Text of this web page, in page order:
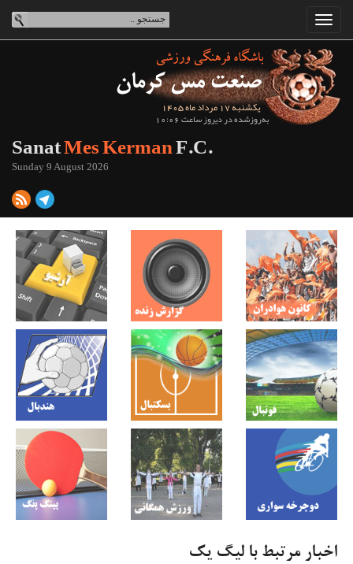
یکشنبه 17 مرداد ماه 1405
به‌روزشده در دیروز ساعت 10:06
SanatMes KermanF.C.
Sunday 9 August 2026
اخبار مرتبط با لیگ یک